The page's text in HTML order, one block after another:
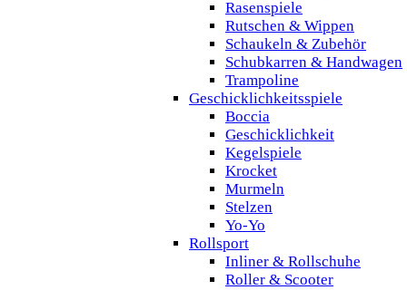
Rasenspiele
Rutschen & Wippen
Schaukeln & Zubehör
Schubkarren & Handwagen
Trampoline
Geschicklichkeitsspiele
Boccia
Geschicklichkeit
Kegelspiele
Krocket
Murmeln
Stelzen
Yo-Yo
Rollsport
Inliner & Rollschuhe
Roller & Scooter